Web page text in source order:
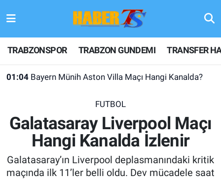
TRABZONSPOR TRABZON GUNDEMI TRANSFER
01:04 Bayern Münih Aston Villa Maçı Hangi Kanalda?
FUTBOL
Galatasaray Liverpool Maçı
Hangi Kanalda İzlenir
Galatasaray’ın Liverpool deplasmanındaki kritik
maçında ilk 11’ler belli oldu. Dev mücadele saat
TRABZONSPOR
TRABZON GUNDEMI
KULİS MEYDANI
1461 TRABZON
Hava Durumu
Trafik Durumu
Son Dakika Haberleri
Haber Arşivi